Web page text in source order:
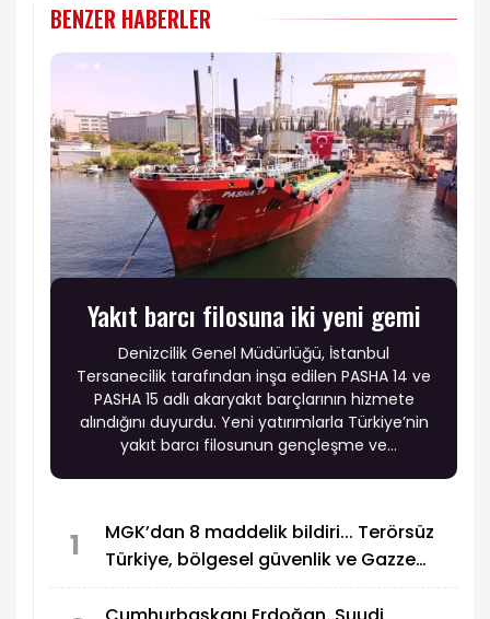
BENZER HABERLER
Yakıt barcı filosuna iki yeni gemi
Denizcilik Genel Müdürlüğü, İstanbul
Tersanecilik tarafından inşa edilen PASHA 14 ve
PASHA 15 adlı akaryakıt barçlarının hizmete
alındığını duyurdu. Yeni yatırımlarla Türkiye’nin
yakıt barcı filosunun gençleşme ve
1
MGK’dan 8 maddelik bildiri... Terörsüz
Türkiye, bölgesel güvenlik ve Gazze